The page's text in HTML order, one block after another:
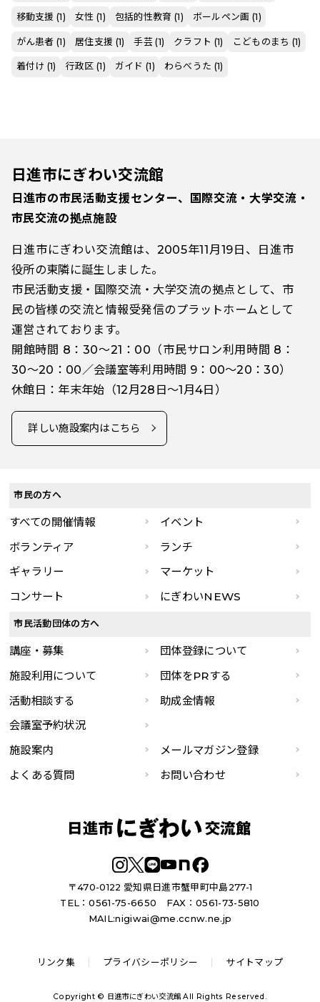
移動支援 (1) 女性 (1) 包括的性教育 (1) ボールペン画 (1)
がん患者 (1) 居住支援 (1) 手芸 (1) クラフト (1) こどものまち (1)
着付け (1) 行政区 (1) ガイド (1) わらべうた (1)
日進市にぎわい交流館
日進市の市民活動支援センター、国際交流・大学交流・
市民交流の拠点施設
日進市にぎわい交流館は、2005年11月19日、日進市
役所の東隣に誕生しました。
市民活動支援・国際交流・大学交流の拠点として、市
民の皆様の交流と情報受発信のプラットホームとして
運営されております。
開館時間 8：30～21：00（市民サロン利用時間 8：
30～20：00／会議室等利用時間 9：00～20：30）
休館日：年末年始（12月28日～1月4日）
詳しい施設案内はこちら
〒470-0122 愛知県日進市蟹甲町中島277-1
TEL：0561-75-6650 FAX：0561-73-5810
MAIL:nigiwai@me.ccnw.ne.jp
市民の方へ
すべての開催情報
イベント
ボランティア
ランチ
ギャラリー
マーケット
コンサート
にぎわいNEWS
市民活動団体の方へ
講座・募集
団体登録について
施設利用について
団体をPRする
活動相談する
助成金情報
会議室予約状況
施設案内
メールマガジン登録
よくある質問
お問い合わせ
リンク集 プライバシーポリシー サイトマップ
Copyright © 日進市にぎわい交流館 All Rights Reserved.